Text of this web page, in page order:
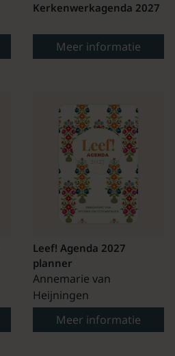
Kerkenwerkagenda 2027
Meer informatie
Leef! Agenda 2027
planner
Annemarie van
Heijningen
Meer informatie